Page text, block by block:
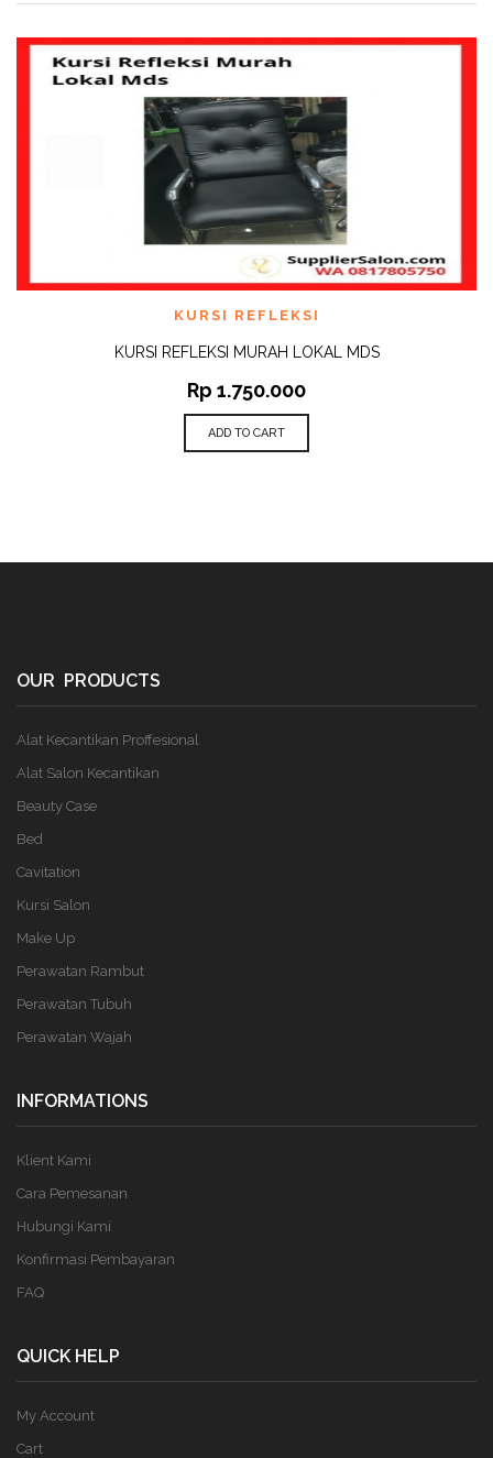
KURSI REFLEKSI
KURSI REFLEKSI MURAH LOKAL MDS
Rp 1.750.000
ADD TO CART
OUR PRODUCTS
Alat Kecantikan Proffesional
Alat Salon Kecantikan
Beauty Case
Bed
Cavitation
Kursi Salon
Make Up
Perawatan Rambut
Perawatan Tubuh
Perawatan Wajah
INFORMATIONS
Klient Kami
Cara Pemesanan
Hubungi Kami
Konfirmasi Pembayaran
FAQ
QUICK HELP
My Account
Cart